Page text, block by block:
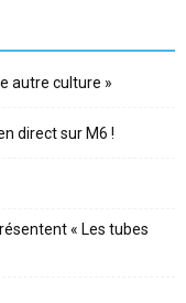
autre culture »
direct sur M6 !
« Les tubes